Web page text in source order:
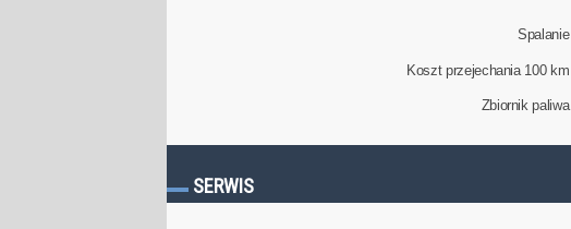
Spalanie
Koszt przejechania 100 km
Zbiornik paliwa
SERWIS